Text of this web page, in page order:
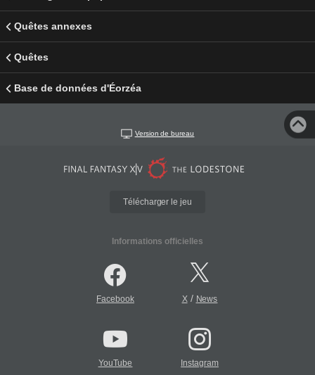
Quêtes annexes
Quêtes
Base de données d'Éorzéa
Version de bureau
Télécharger le jeu
Informations officielles
Facebook X/ News
YouTube Instagram